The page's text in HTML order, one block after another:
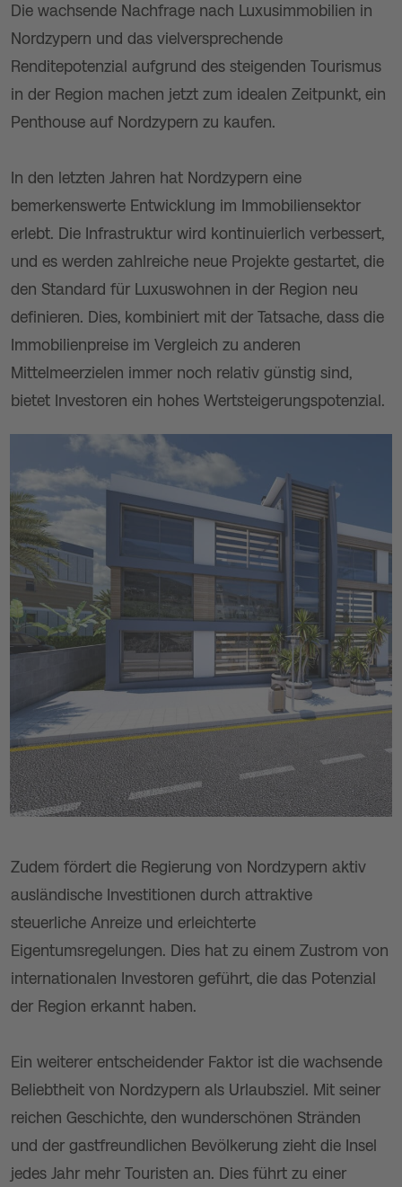
Die wachsende Nachfrage nach Luxusimmobilien in
Nordzypern und das vielversprechende
Renditepotenzial aufgrund des steigenden Tourismus
in der Region machen jetzt zum idealen Zeitpunkt, ein
Penthouse auf Nordzypern zu kaufen.
In den letzten Jahren hat Nordzypern eine
bemerkenswerte Entwicklung im Immobiliensektor
erlebt. Die Infrastruktur wird kontinuierlich verbessert,
und es werden zahlreiche neue Projekte gestartet, die
den Standard für Luxuswohnen in der Region neu
definieren. Dies, kombiniert mit der Tatsache, dass die
Immobilienpreise im Vergleich zu anderen
Mittelmeerzielen immer noch relativ günstig sind,
bietet Investoren ein hohes Wertsteigerungspotenzial.
Zudem fördert die Regierung von Nordzypern aktiv
ausländische Investitionen durch attraktive
steuerliche Anreize und erleichterte
Eigentumsregelungen. Dies hat zu einem Zustrom von
internationalen Investoren geführt, die das Potenzial
der Region erkannt haben.
Ein weiterer entscheidender Faktor ist die wachsende
Beliebtheit von Nordzypern als Urlaubsziel. Mit seiner
reichen Geschichte, den wunderschönen Stränden
und der gastfreundlichen Bevölkerung zieht die Insel
jedes Jahr mehr Touristen an. Dies führt zu einer